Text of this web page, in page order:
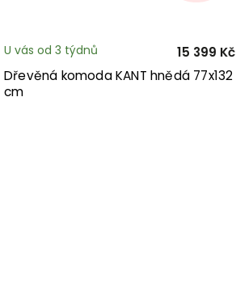
Dřevěná komoda KANT hnědá 77x132
cm
U vás od 3 týdnů
15 399 Kč